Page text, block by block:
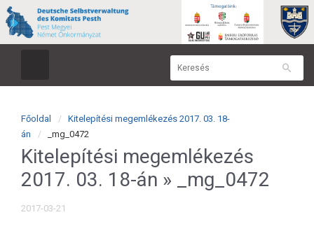
Főoldal
Kitelepítési megemlékezés 2017. 03. 18-
án
_mg_0472
Kitelepítési megemlékezés
2017. 03. 18-án » _mg_0472
2017-03-21